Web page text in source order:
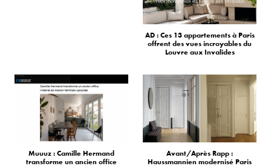
AD : Ces 13 appartements à Paris
offrent des vues incroyables du
Louvre aux Invalides
Muuuz : Camille Hermand
transforme un ancien office
Avant/Après Rapp :
Haussmannien modernisé Paris